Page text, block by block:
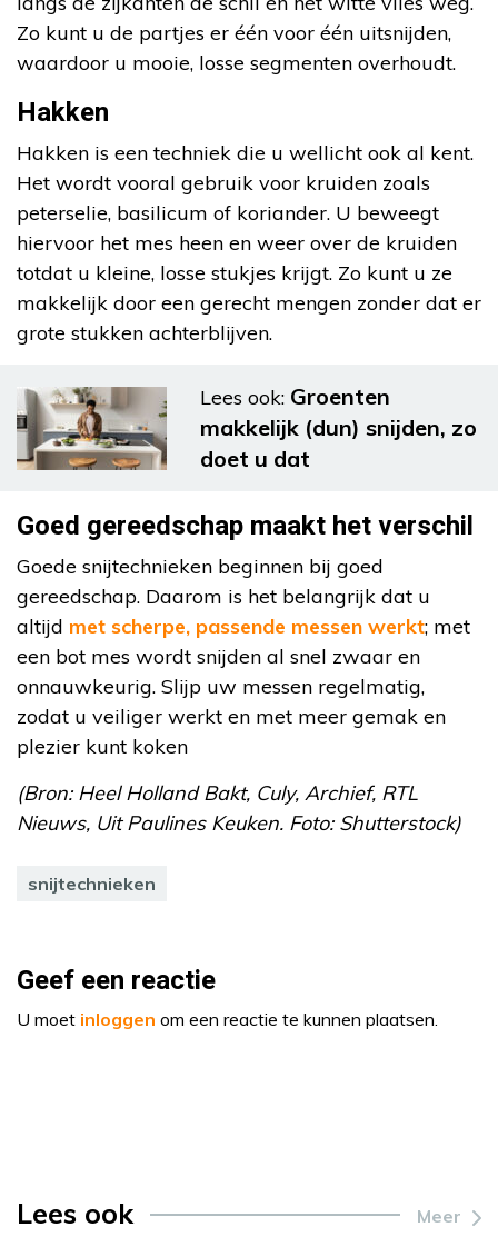
Zo kunt u de partjes er één voor één uitsnijden,
waardoor u mooie, losse segmenten overhoudt.
Hakken
Hakken is een techniek die u wellicht ook al kent.
Het wordt vooral gebruik voor kruiden zoals
peterselie, basilicum of koriander. U beweegt
hiervoor het mes heen en weer over de kruiden
totdat u kleine, losse stukjes krijgt. Zo kunt u ze
makkelijk door een gerecht mengen zonder dat er
grote stukken achterblijven.
Lees ook: Groenten
makkelijk (dun) snijden, zo
doet u dat
Goed gereedschap maakt het verschil
Goede snijtechnieken beginnen bij goed
gereedschap. Daarom is het belangrijk dat u
altijd met scherpe, passende messen werkt; met
een bot mes wordt snijden al snel zwaar en
onnauwkeurig. Slijp uw messen regelmatig,
zodat u veiliger werkt en met meer gemak en
plezier kunt koken
(Bron: Heel Holland Bakt, Culy, Archief, RTL
Nieuws, Uit Paulines Keuken. Foto: Shutterstock)
snijtechnieken
Geef een reactie
U moet inloggen om een reactie te kunnen plaatsen.
Lees ook Meer